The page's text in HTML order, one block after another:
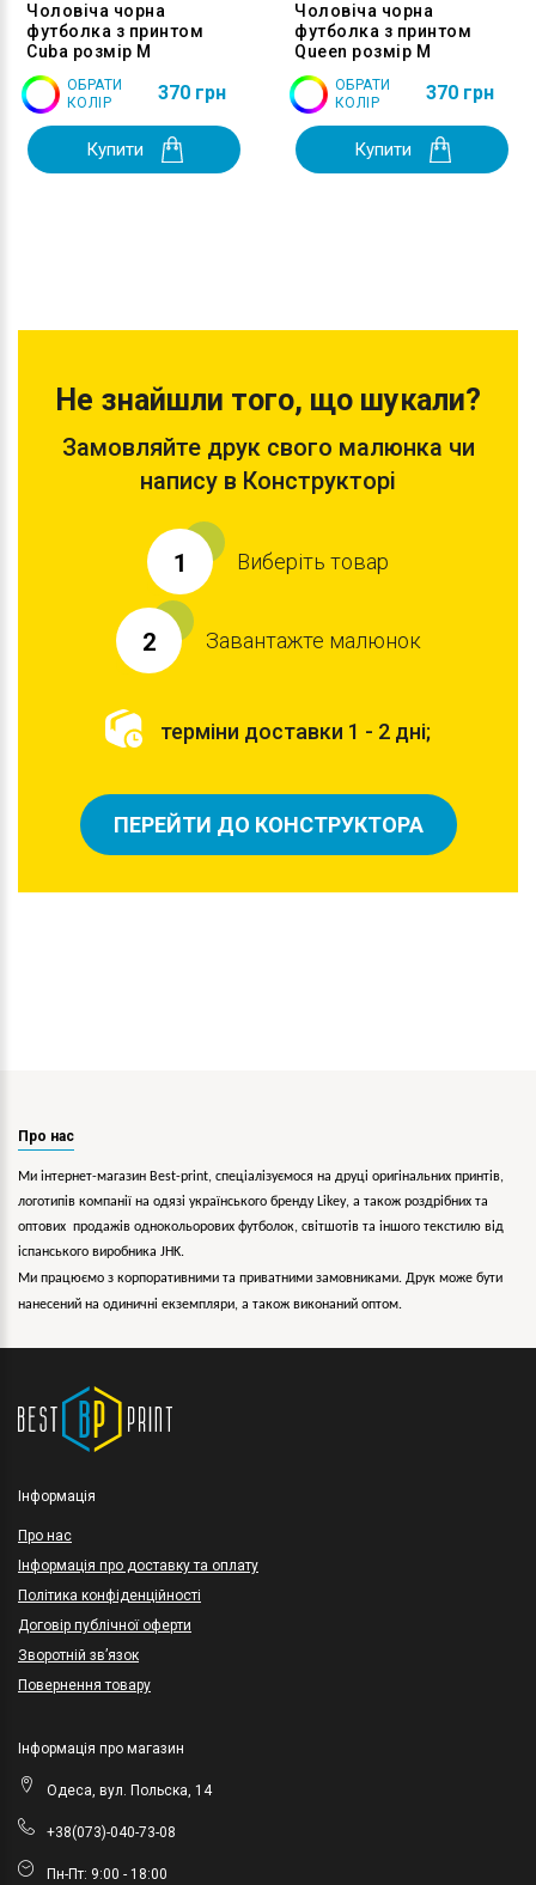
Чоловіча чорна
футболка з принтом
Cuba розмір M
ОБРАТИ
КОЛІР
370 грн
Купити
Чоловіча чорна
футболка з принтом
Queen розмір M
ОБРАТИ
КОЛІР
370 грн
Купити
Не знайшли того, що шукали?
Замовляйте друк свого малюнка чи
напису в Конструкторі
1 Виберіть товар
2 Завантажте малюнок
терміни доставки 1 - 2 дні;
ПЕРЕЙТИ ДО КОНСТРУКТОРА
Про нас
Ми інтернет-магазин Best-print, спеціалізуємося на друці оригінальних принтів,
логотипів компанії на одязі українського бренду Likey, а також роздрібних та
оптових продажів однокольорових футболок, світшотів та іншого текстилю від
іспанського виробника JHK.
Ми працюємо з корпоративними та приватними замовниками. Друк може бути
нанесений на одиничні екземпляри, а також виконаний оптом.
Інформація
Про нас
Інформація про доставку та оплату
Політика конфіденційності
Договір публічної оферти
Зворотній зв’язок
Повернення товару
Інформація про магазин
Одеса, вул. Польска, 14
+38(073)-040-73-08
Пн-Пт: 9:00 - 18:00